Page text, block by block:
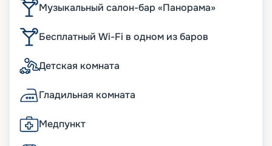
Музыкальный салон-бар «Панорама»
Бесплатный Wi-Fi в одном из баров
Детская комната
Гладильная комната
Медпункт